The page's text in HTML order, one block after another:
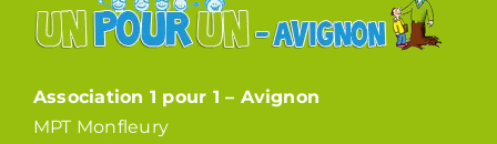
Association 1 pour 1 – Avignon
MPT Monfleury